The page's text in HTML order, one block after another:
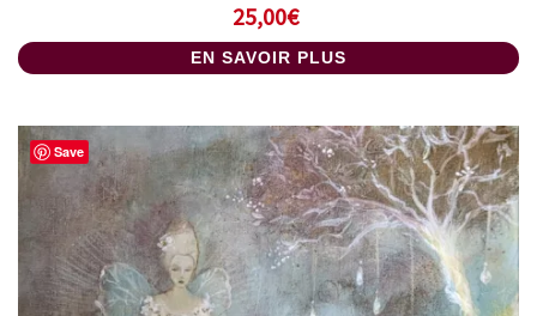
25,00€
EN SAVOIR PLUS
Save